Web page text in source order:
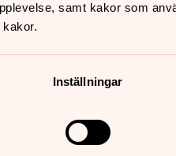
samt kakor som
Inställningar
för barn, unga,
arbetet, diakonin.